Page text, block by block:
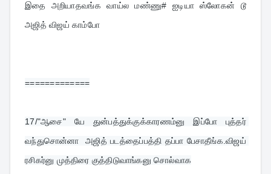
இதை அறியாதவங்க வாய்ல மண்ணு# ஐடியா ஸ்லோகன் டூ
அஜித் விஜய் காம்போ
=============
17/"ஆசை" யே துன்பத்துக்குக்காரணம்னு இப்போ புத்தர்
வந்துசொன்னா  அஜித் படத்தைப்பத்தி தப்பா பேசாதீங்க.விஜய்
ரசிகர்னு முத்திரை குத்திடுவாங்கனு சொல்வாக